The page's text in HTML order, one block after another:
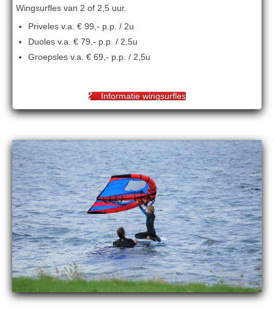
Wingsurfles van 2 of 2,5 uur.
Priveles v.a. € 99,- p.p. / 2u
Duoles v.a. € 79,- p.p. / 2,5u
Groepsles v.a. € 69,- p.p. / 2,5u
Informatie wingsurfles